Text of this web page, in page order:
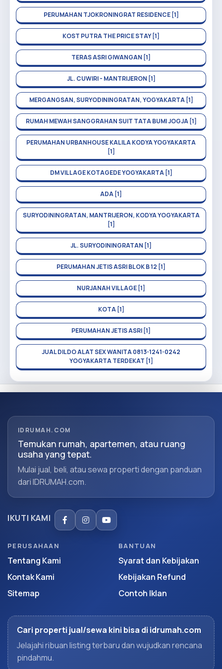
PERUMAHAN TJOKRONINGRAT RESIDENCE [1]
KOST PUTRA THE PRICE STAY [1]
TERAS ASRI GIWANGAN [1]
JL. CUWIRI - MANTRIJERON [1]
MERGANGSAN, SURYODININGRATAN, YOGYAKARTA [1]
RUMAH MEWAH SANGGRAHAN SUIT TATA BUMI JOGJA [1]
PERUMAHAN URBANHOUSE KALILA KODYA YOGYAKARTA
[1]
DM VILLAGE KOTAGEDE YOGYAKARTA [1]
ADA [1]
SURYODININGRATAN, MANTRIJERON, KODYA YOGYAKARTA
[1]
JL. SURYODININGRATAN [1]
PERUMAHAN JETIS ASRI BLOK B 12 [1]
NURJANAH VILLAGE [1]
KOTA [1]
PERUMAHAN JETIS ASRI [1]
JUAL DILDO ALAT SEX WANITA 0813-1241-0242
YOGYAKARTA TERDEKAT [1]
IDRUMAH.COM
Temukan rumah, apartemen, atau ruang
usaha yang tepat.
Mulai jual, beli, atau sewa properti dengan panduan
dari IDRUMAH.com.
IKUTI KAMI
PERUSAHAAN
Tentang Kami
Kontak Kami
Sitemap
BANTUAN
Syarat dan Kebijakan
Kebijakan Refund
Contoh Iklan
Cari properti jual/sewa kini bisa di idrumah.com
Jelajahi ribuan listing terbaru dan wujudkan rencana
pindahmu.